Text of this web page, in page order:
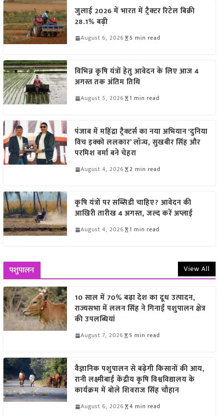
जुलाई 2026 में भारत में ट्रैक्टर रिटेल बिक्री
28.1% बढ़ी
August 6, 2026 5 min read
विभिन्न कृषि यंत्रों हेतु आवेदन के लिए आज 4
अगस्त तक अंतिम तिथि
August 5, 2026 1 min read
पंजाब में महिंद्रा ट्रैक्टर्स का नया अभियान ‘दुनिया
विच इक्को ललकार’ लॉन्च, सुखबीर सिंह और
परमिश वर्मा बने चेहरा
August 4, 2026 2 min read
कृषि यंत्रों पर सब्सिडी चाहिए? आवेदन की
आखिरी तारीख 4 अगस्त, जल्द करें अप्लाई
August 4, 2026 1 min read
पशुपालन View All
10 साल में 70% बढ़ा देश का दूध उत्पादन,
राज्यसभा में ललन सिंह ने गिनाईं पशुपालन क्षेत्र
की उपलब्धियां
August 7, 2026 5 min read
वैज्ञानिक पशुपालन से बढ़ेगी किसानों की आय,
रानी लक्ष्मीबाई केंद्रीय कृषि विश्वविद्यालय के
कार्यक्रम में बोले शिवराज सिंह चौहान
August 6, 2026 4 min read